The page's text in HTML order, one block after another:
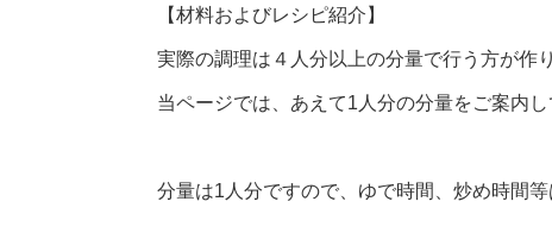
【材料およびレシピ紹介】
実際の調理は４人分以上の分量で行う方が作
当ページでは、あえて1人分の分量をご案内し
分量は1人分ですので、ゆで時間、炒め時間